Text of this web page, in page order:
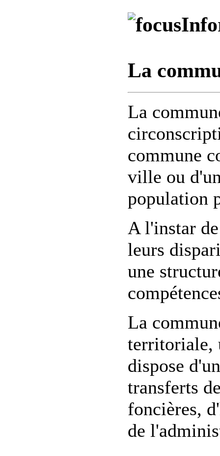
La
La
commune
ville ou
population
A l'instar
leurs
une
La
territoriale,
dispose
transferts
foncières,
de